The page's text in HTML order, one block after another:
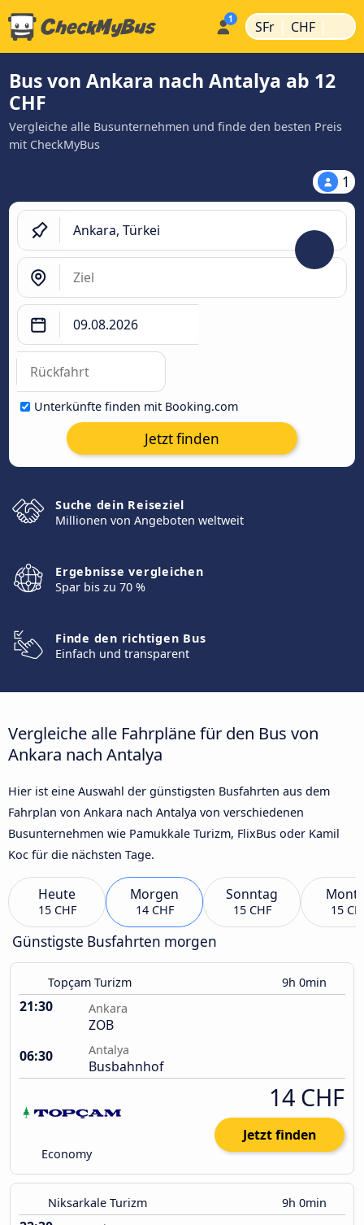
SFr | CHF |
Bus von Ankara nach Antalya ab 12
CHF
Vergleiche alle Busunternehmen und finde den besten Preis
mit CheckMyBus
1
Unterkünfte finden mit Booking.com
Jetzt finden
Suche dein Reiseziel
Millionen von Angeboten weltweit
Ergebnisse vergleichen
Spar bis zu 70 %
Finde den richtigen Bus
Einfach und transparent
Vergleiche alle Fahrpläne für den Bus von
Ankara nach Antalya
Hier ist eine Auswahl der günstigsten Busfahrten aus dem
Fahrplan von Ankara nach Antalya von verschiedenen
Busunternehmen wie Pamukkale Turizm, FlixBus oder Kamil
Koc für die nächsten Tage.
Heute
15 CHF
Morgen
14 CHF
Sonntag
15 CHF 15
Günstigste Busfahrten morgen
Topçam Turizm 9h 0min
21:30 Ankara
ZOB
06:30
Antalya
Busbahnhof
Economy
14 CHF
Jetzt finden
Niksarkale Turizm 9h 0min